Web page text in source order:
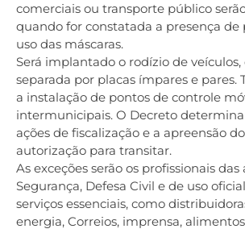
comerciais ou transporte público
quando for constatada a presença de
uso das máscaras.
Será implantado o rodízio de
separada por placas ímpares e pares.
a instalação de pontos de controle
intermunicipais. O Decreto
ações de fiscalização e a apreensão
autorização para transitar.
As exceções serão os profissionais das
Segurança, Defesa Civil e de uso
serviços essenciais, como
energia, Correios, imprensa,